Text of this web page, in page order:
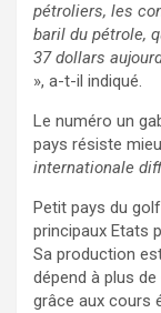
pétroliers, les
baril du pétrole,
37 dollars
», a-t-il indiqué.
Le numéro un
pays résiste
internationale
Petit pays du
principaux Etats
Sa production
dépend à plus
grâce aux cours